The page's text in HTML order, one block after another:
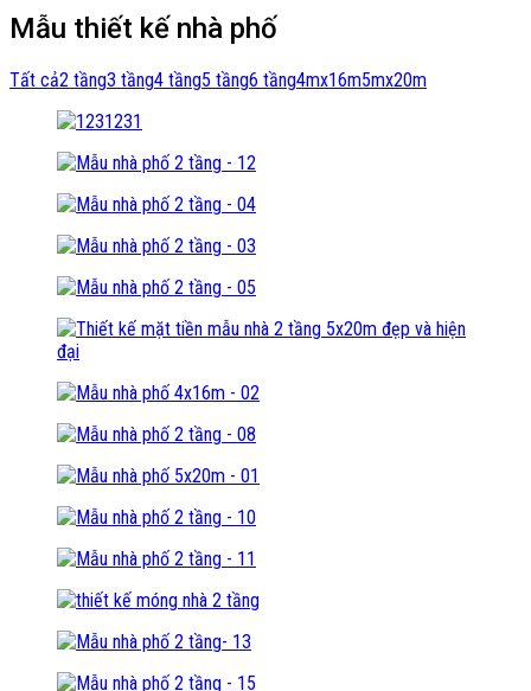
Mẫu thiết kế nhà phố
Tất cả2 tầng3 tầng4 tầng5 tầng6 tầng4mx16m5mx20m